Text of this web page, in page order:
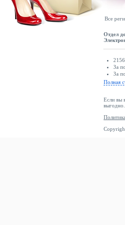
Все
Отдел
За
За
Полная
Если вы
выгодно.